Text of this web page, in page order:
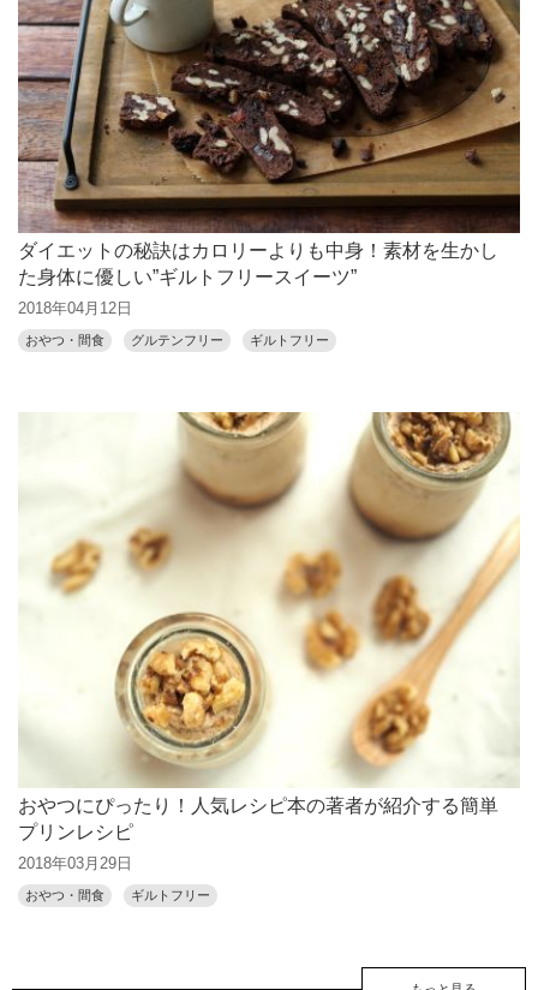
ダイエットの秘訣はカロリーよりも中身！素材を生かし
た身体に優しい”ギルトフリースイーツ”
2018年04月12日
おやつ・間食 グルテンフリー ギルトフリー
おやつにぴったり！人気レシピ本の著者が紹介する簡単
プリンレシピ
2018年03月29日
おやつ・間食 ギルトフリー